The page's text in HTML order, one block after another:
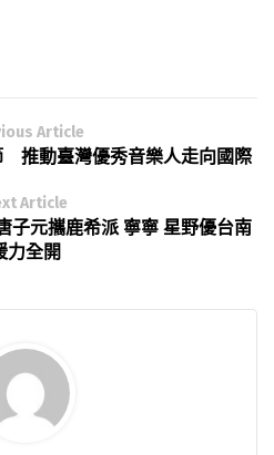
Article
推動臺灣優秀音樂人走向國際
Article
元攜鹿希派 寧寧 星野優台南
力全開